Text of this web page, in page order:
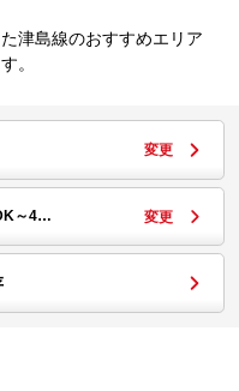
津島線のおすすめエリア
。
変更
～4… 変更